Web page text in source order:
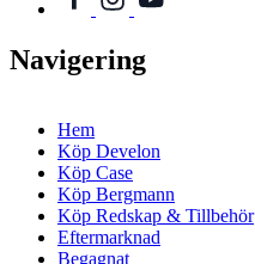
Navigering
Hem
Köp Develon
Köp Case
Köp Bergmann
Köp Redskap & Tillbehör
Eftermarknad
Begagnat